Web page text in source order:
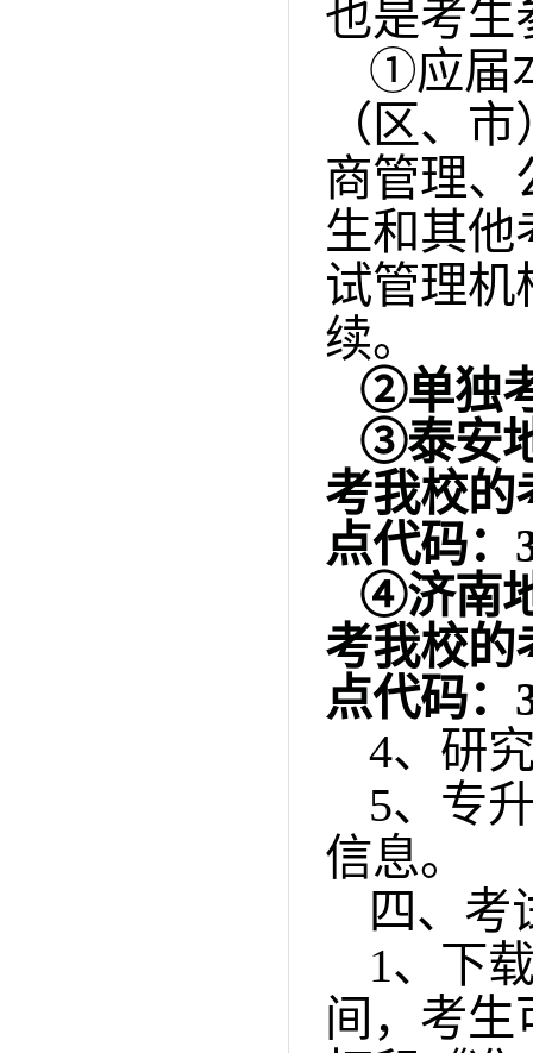
也是考生
①应届
（区、
商管理、
生和其他
试管理机
续。
②单独
③泰安
考我校的
点代码：
④济南
考我校的
点代码：
4、研
5、专
信息。
四、考
1、下
间，考生